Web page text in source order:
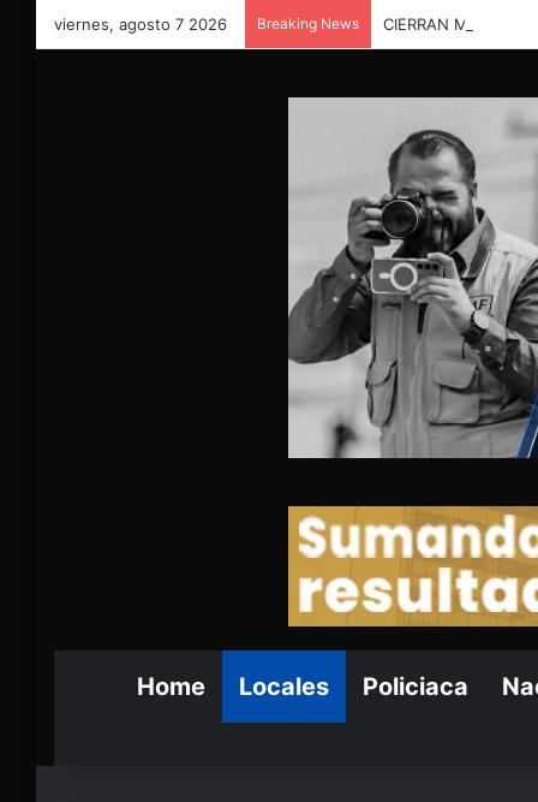
viernes, agosto 7 2026 Breaking News
Home Locales Policiaca